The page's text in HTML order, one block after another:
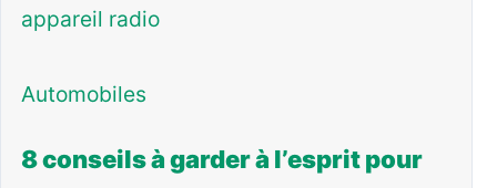
Automobiles
8 conseils à garder à l’esprit pour